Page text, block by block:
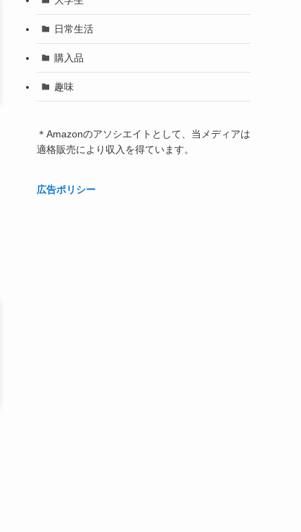
日常生活
購入品
趣味
＊Amazonのアソシエイトとして、当メディアは
適格販売により収入を得ています。
広告ポリシー